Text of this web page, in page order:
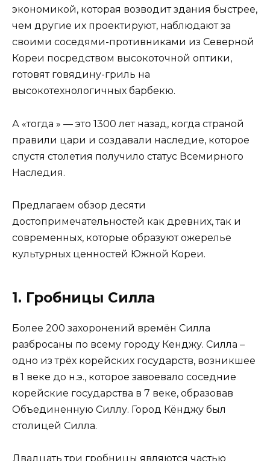
экономикой, которая возводит здания быстрее,
чем другие их проектируют, наблюдают за
своими соседями-противниками из Северной
Кореи посредством высокоточной оптики,
готовят говядину-гриль на
высокотехнологичных барбекю.
А «тогда » — это 1300 лет назад, когда страной
правили цари и создавали наследие, которое
спустя столетия получило статус Всемирного
Наследия.
Предлагаем обзор десяти
достопримечательностей как древних, так и
современных, которые образуют ожерелье
культурных ценностей Южной Кореи.
1. Гробницы Силла
Более 200 захоронений времён Силла
разбросаны по всему городу Кенджу. Силла –
одно из трёх корейских государств, возникшее
в 1 веке до н.э., которое завоевало соседние
корейские государства в 7 веке, образовав
Объединенную Силлу. Город Кёнджу был
столицей Силла.
Двадцать три гробницы являются частью